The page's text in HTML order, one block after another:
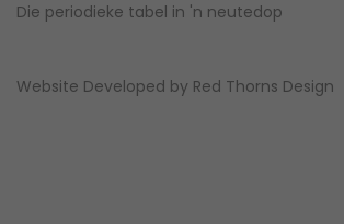
Die periodieke tabel in 'n neutedop
Website Developed by Red Thorns Design